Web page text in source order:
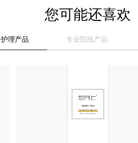
您可能还喜欢
理产品 专业院线产品